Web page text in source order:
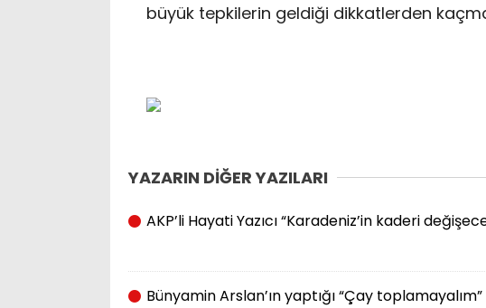
büyük tepkilerin geldiği dikkatlerden
YAZARIN DİĞER YAZILARI
AKP’li Hayati Yazıcı “Karadeniz’in kaderi
Bünyamin Arslan’ın yaptığı “Çay